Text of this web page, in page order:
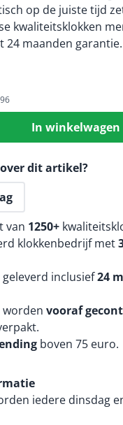
op de juiste tijd
kwaliteitsklokken
24 maanden garantie.
In winkelwagen
dit artikel?
van 1250+
klokkenbedrijf met
geleverd inclusief24
worden vooraf
boven 75 euro.
iedere dinsdag